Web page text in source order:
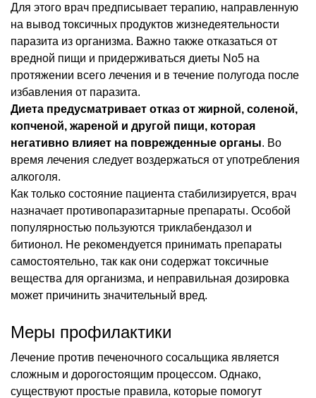
Для этого врач предписывает терапию, направленную
на вывод токсичных продуктов жизнедеятельности
паразита из организма. Важно также отказаться от
вредной пищи и придерживаться диеты No5 на
протяжении всего лечения и в течение полугода после
избавления от паразита.
Диета предусматривает отказ от жирной, соленой,
копченой, жареной и другой пищи, которая
негативно влияет на поврежденные органы. Во
время лечения следует воздержаться от употребления
алкоголя.
Как только состояние пациента стабилизируется, врач
назначает противопаразитарные препараты. Особой
популярностью пользуются триклабендазол и
битионол. Не рекомендуется принимать препараты
самостоятельно, так как они содержат токсичные
вещества для организма, и неправильная дозировка
может причинить значительный вред.
Меры профилактики
Лечение против печеночного сосальщика является
сложным и дорогостоящим процессом. Однако,
существуют простые правила, которые помогут